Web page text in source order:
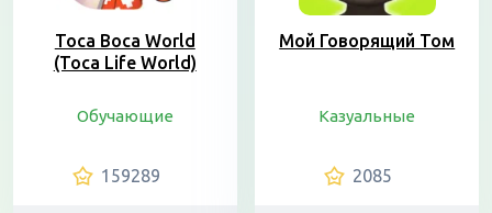
Toca Boca World
(Toca Life World)
Обучающие
159289
Мой Говорящий Том
Казуальные
2085